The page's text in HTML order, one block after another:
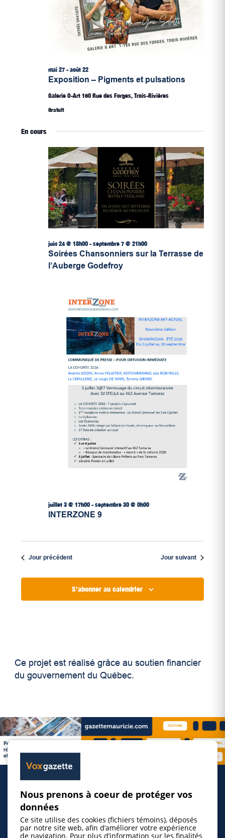
Exposition – Pigments et pulsations
mai 27- août 22
Galerie O-Art 160 Rue des Forges, Trois-Rivières
Gratuit
En cours
Soirées Chansonniers sur la Terrasse de
l’Auberge Godefroy
juin 24 @ 18h00- septembre 7 @ 21h00
INTERZONE 9
juillet 3 @ 17h00- septembre 30 @ 0h00
Jour précédent Jour suivant
S'abonner au calendrier
Ce projet est réalisé grâce au soutien financier
du gouvernement du Québec.
Inscrire un événement
Nous prenons à coeur de protéger vos
données
Ce site utilise des cookies (fichiers témoins), déposés
par notre site web, afin d’améliorer votre expérience
de navigation. Pour plus d’information sur les finalités